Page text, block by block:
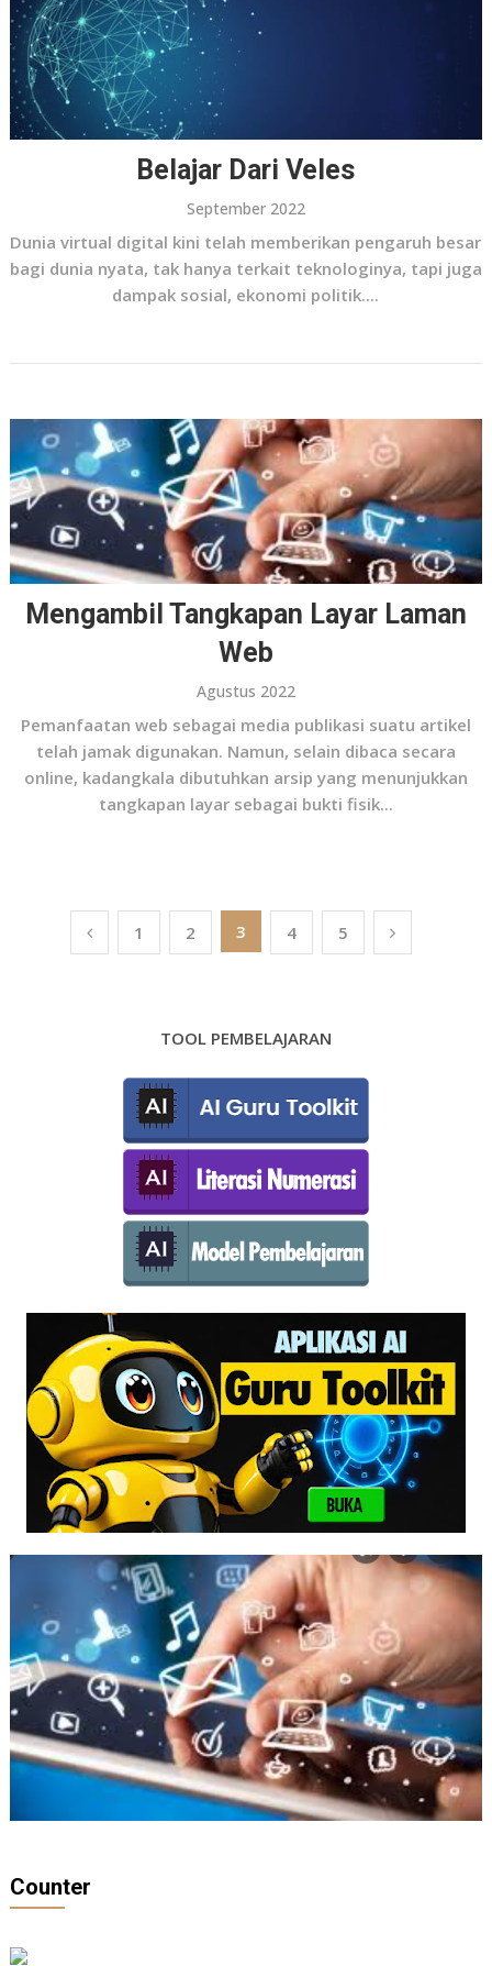
Belajar Dari Veles
September 2022
Dunia virtual digital kini telah memberikan pengaruh besar
bagi dunia nyata, tak hanya terkait teknologinya, tapi juga
dampak sosial, ekonomi politik....
Mengambil Tangkapan Layar Laman
Web
Agustus 2022
Pemanfaatan web sebagai media publikasi suatu artikel
telah jamak digunakan. Namun, selain dibaca secara
online, kadangkala dibutuhkan arsip yang menunjukkan
tangkapan layar sebagai bukti fisik...
Paginasi
1 2 3 4 5
TOOL PEMBELAJARAN
Counter